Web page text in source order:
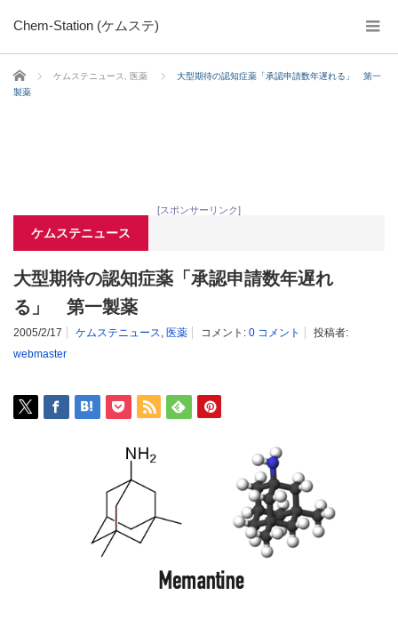
Chem-Station (ケムステ)
ホーム ケムステニュース 医薬
大型期待の認知症薬「承認申請数年遅れる」 第一
製薬
[スポンサーリンク]
ケムステニュース
大型期待の認知症薬「承認申請数年遅れ
る」 第一製薬
2005/2/17 ケムステニュース, 医薬 コメント: 0 コメント
投稿者:
webmaster